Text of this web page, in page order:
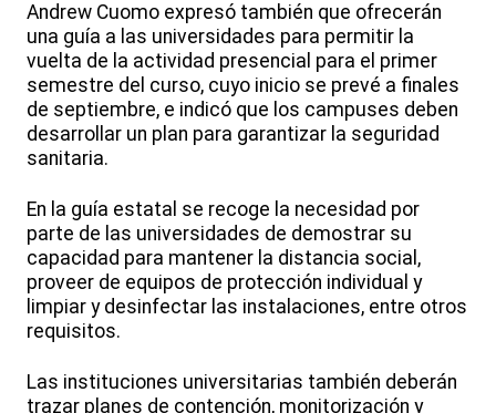
Andrew Cuomo expresó también que ofrecerán
una guía a las universidades para permitir la
vuelta de la actividad presencial para el primer
semestre del curso, cuyo inicio se prevé a finales
de septiembre, e indicó que los campuses deben
desarrollar un plan para garantizar la seguridad
sanitaria.
En la guía estatal se recoge la necesidad por
parte de las universidades de demostrar su
capacidad para mantener la distancia social,
proveer de equipos de protección individual y
limpiar y desinfectar las instalaciones, entre otros
requisitos.
Las instituciones universitarias también deberán
trazar planes de contención, monitorización y